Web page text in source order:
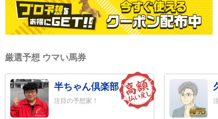
厳選予想 ウマい馬券
半ちゃん倶楽部
注目の予想家！